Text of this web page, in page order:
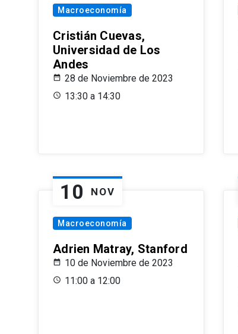
Macroeconomía
Cristián Cuevas,
Universidad de Los
Andes
28 de Noviembre de 2023
13:30 a 14:30
10 NOV
Macroeconomía
Adrien Matray, Stanford
10 de Noviembre de 2023
11:00 a 12:00